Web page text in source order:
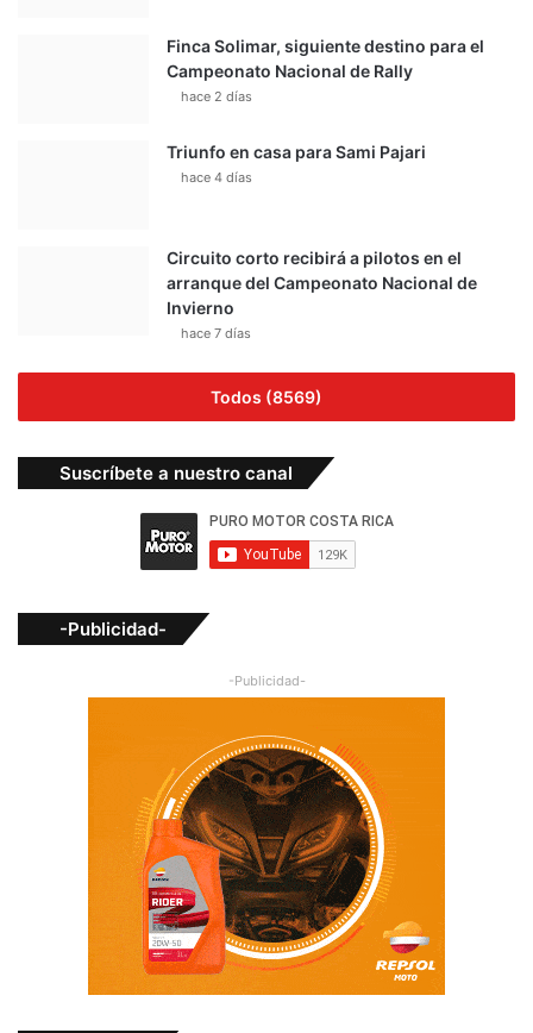
Finca Solimar, siguiente destino para el
Campeonato Nacional de Rally
hace 2 días
Triunfo en casa para Sami Pajari
hace 4 días
Circuito corto recibirá a pilotos en el
arranque del Campeonato Nacional de
Invierno
hace 7 días
Todos (8569)
Suscríbete a nuestro canal
-Publicidad-
-Publicidad-